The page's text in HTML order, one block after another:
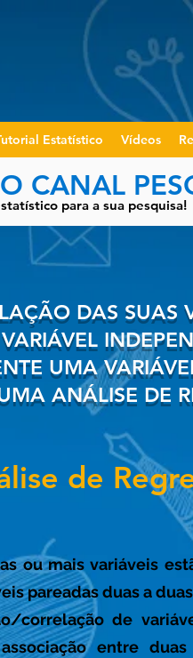
Estatístico Vídeos
CANAL
para a sua pesquisa!
DAS SUAS
UMA
ANÁLISE DE
ou mais variáveis
pareadas duas a
correlação de
entre
de